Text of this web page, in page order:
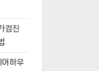
검진
어하우